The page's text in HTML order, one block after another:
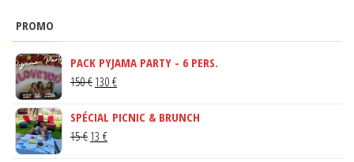
PROMO
PACK PYJAMA PARTY - 6 PERS.
150€ LE
INITIAL
ÉTAIT :
130 €LE
ACTUEL
SPÉCIAL PICNIC & BRUNCH
15€ LE
13 €LE